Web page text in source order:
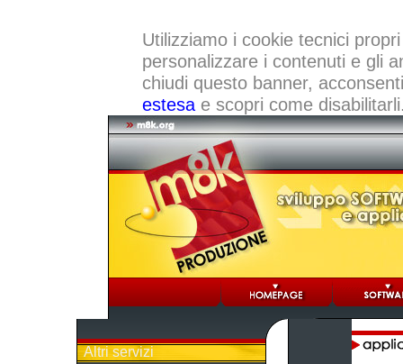
Utilizziamo i cookie tecnici
personalizzare i contenuti e gli
chiudi questo banner,
estesae scopri come
Altri servizi